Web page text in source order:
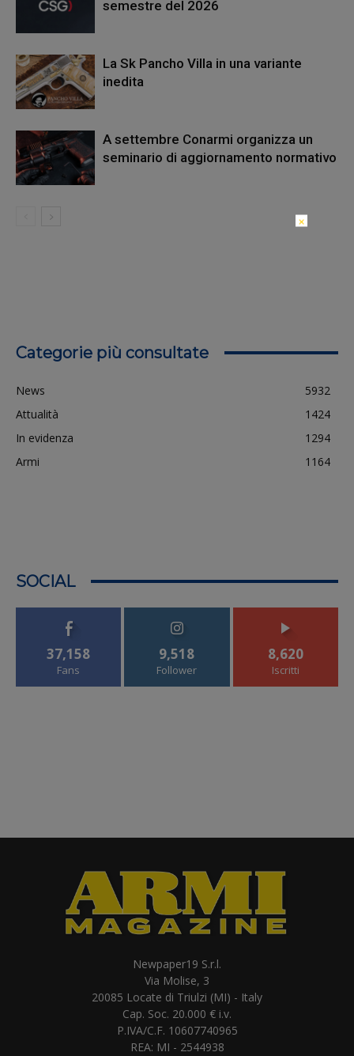
semestre del 2026
La Sk Pancho Villa in una variante
inedita
A settembre Conarmi organizza un
seminario di aggiornamento normativo
Categorie più consultate
News
5932
Attualità
1424
In evidenza
1294
Armi
1164
SOCIAL
37,158
Fans
9,518
Follower
8,620
Iscritti
Newpaper19 S.r.l.
Via Molise, 3
20085 Locate di Triulzi (MI) - Italy
Cap. Soc. 20.000 € i.v.
P.IVA/C.F. 10607740965
REA: MI - 2544938
×